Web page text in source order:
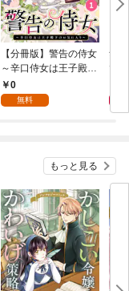
【分冊版】警告の侍女
～辛口侍女は王子殿下
のお気に入り～ 第1話
(アリアンローズコミ
0
無料
無
で
もっと見る